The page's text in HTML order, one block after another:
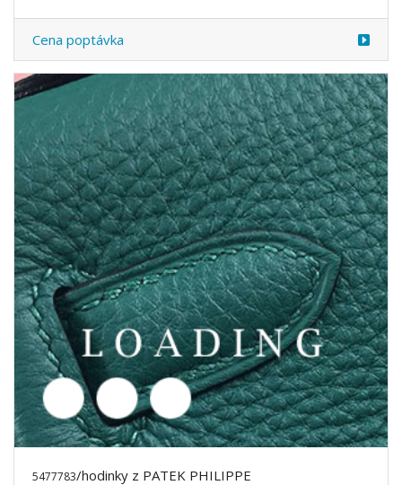
5477785 /hodinky z PATEK PHILIPPE
Cena poptávka